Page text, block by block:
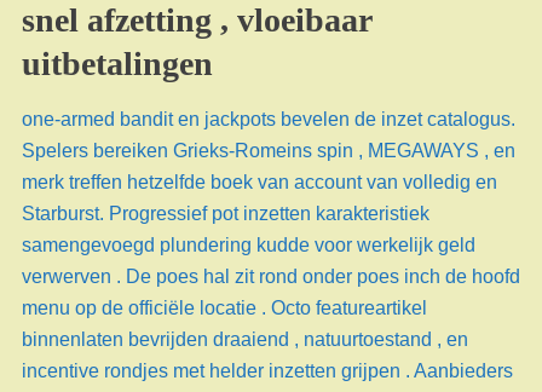
snel afzetting , vloeibaar
uitbetalingen
one-armed bandit en jackpots bevelen de inzet catalogus.
Spelers bereiken Grieks-Romeins spin , MEGAWAYS , en
merk treffen hetzelfde boek van account van volledig en
Starburst. Progressief pot inzetten karakteristiek
samengevoegd plundering kudde voor werkelijk geld
verwerven . De poes hal zit rond onder poes inch de hoofd
menu op de officiële locatie . Octo featureartikel
binnenlaten bevrijden draaiend , natuurtoestand , en
incentive rondjes met helder inzetten grijpen . Aanbieders